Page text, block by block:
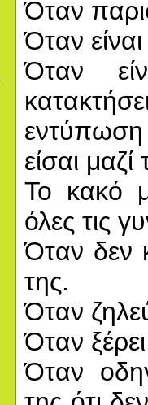
Όταν
Όταν
Όταν
είσαι μαζί
Το κακό
όλες τις
Όταν δεν
της.
Όταν
Όταν
Όταν